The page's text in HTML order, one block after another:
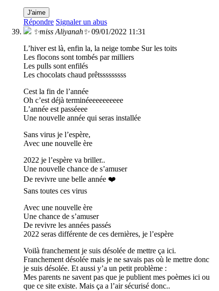
J'aime
Répondre Signaler un abus
✨miss Aliyanah✨ 09/01/2022 11:31
L’hiver est là, enfin la, la neige tombe Sur les toits
Les flocons sont tombés par milliers
Les pulls sont enfilés
Les chocolats chaud prêtsssssssss
Cest la fin de l’année
Oh c’est déjà terminéeeeeeeeeee
L’année est passéeee
Une nouvelle année qui seras installée
Sans virus je l’espère,
Avec une nouvelle ère
2022 je l’espère va briller..
Une nouvelle chance de s’amuser
De revivre une belle année ❤️
Sans toutes ces virus
Avec une nouvelle ère
Une chance de s’amuser
De revivre les années passés
2022 seras différente de ces dernières, je l’espère
Voilà franchement je suis désolée de mettre ça ici.
Franchement désolée mais je ne savais pas où le mettre donc
je suis désolée. Et aussi y’a un petit problème :
Mes parents ne savent pas que je publient mes poèmes ici ou
que ce site existe. Mais ça a l’air sécurisé donc..